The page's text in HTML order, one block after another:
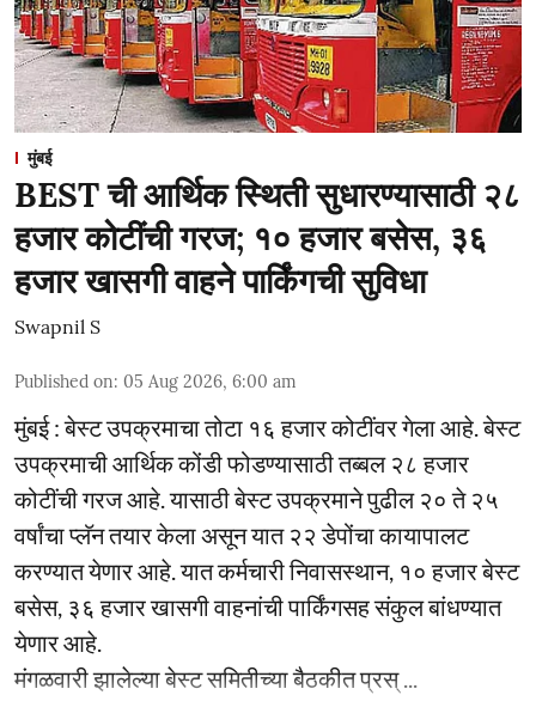
मुंबई
BEST ची आर्थिक स्थिती सुधारण्यासाठी २८
हजार कोटींची गरज; १० हजार बसेस, ३६
हजार खासगी वाहने पार्किंगची सुविधा
Swapnil S
Published on: 05 Aug 2026, 6:00 am
मुंबई : बेस्ट उपक्रमाचा तोटा १६ हजार कोटींवर गेला आहे. बेस्ट
उपक्रमाची आर्थिक कोंडी फोडण्यासाठी तब्बल २८ हजार
कोटींची गरज आहे. यासाठी बेस्ट उपक्रमाने पुढील २० ते २५
वर्षांचा प्लॅन तयार केला असून यात २२ डेपोंचा कायापालट
करण्यात येणार आहे. यात कर्मचारी निवासस्थान, १० हजार बेस्ट
बसेस, ३६ हजार खासगी वाहनांची पार्किंगसह संकुल बांधण्यात
येणार आहे.
मंगळवारी झालेल्या बेस्ट समितीच्या बैठकीत प्रस् ...